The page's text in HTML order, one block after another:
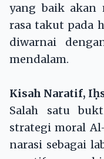
yang baik akan
rasa takut pada
diwarnai
mendalam.
Kisah Naratif, Iḥ
Salah satu
strategi moral
narasi sebagai